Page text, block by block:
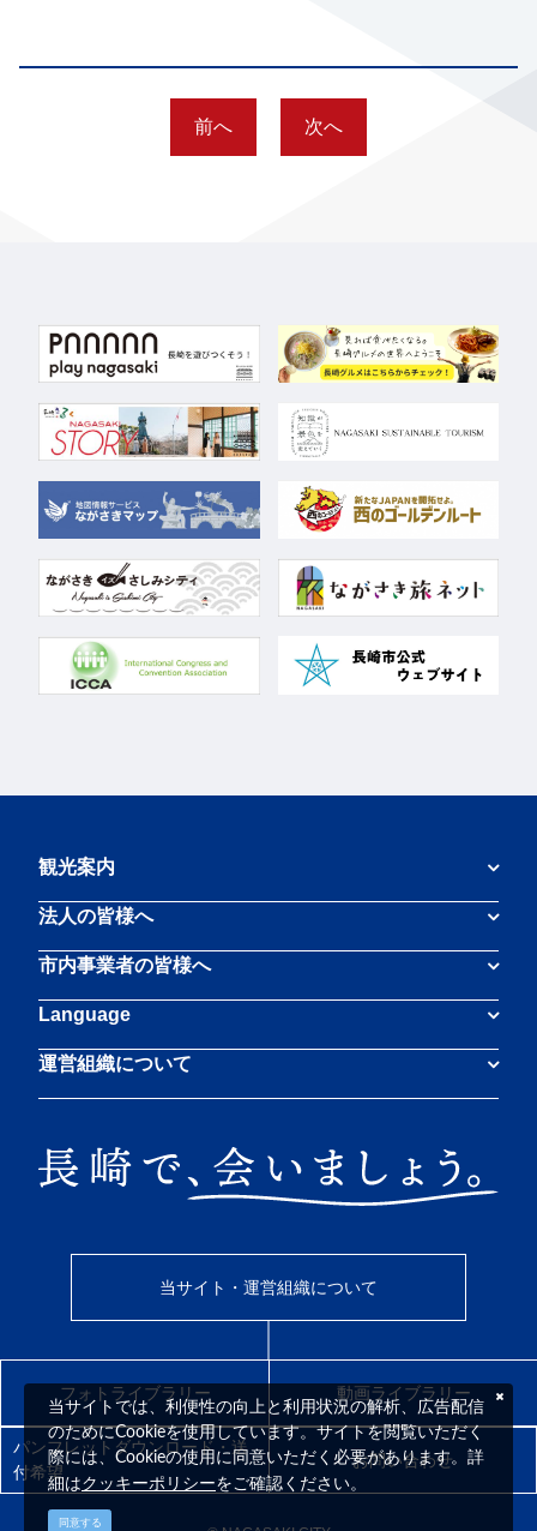
前へ 次へ
観光案内
法人の皆様へ
市内事業者の皆様へ
Language
運営組織について
当サイト・運営組織について
フォトライブラリー 動画ライブラリー
パンフレットダウンロード・送
付希望
お問い合わせ
当サイトでは、利便性の向上と利用状況の解析、広告配信
のためにCookieを使用しています。サイトを閲覧いただく
際には、Cookieの使用に同意いただく必要があります。詳
細はクッキーポリシーをご確認ください。
同意する